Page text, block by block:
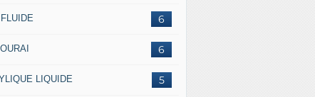
6
6
5
LIQUIDE